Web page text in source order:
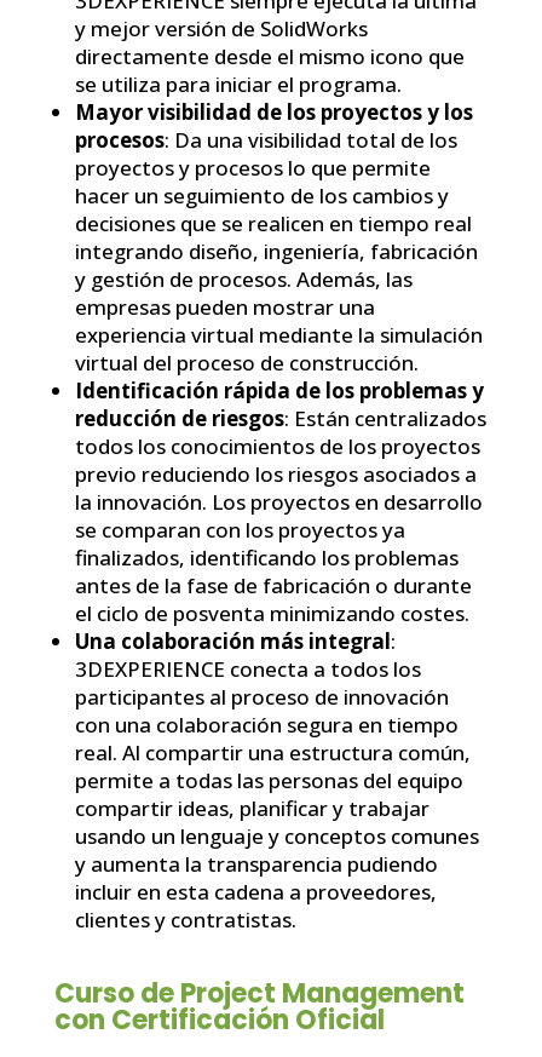
y mejor versión de SolidWorks
directamente desde el mismo icono que
se utiliza para iniciar el programa.
Mayor visibilidad de los proyectos y los
procesos: Da una visibilidad total de los
proyectos y procesos lo que permite
hacer un seguimiento de los cambios y
decisiones que se realicen en tiempo real
integrando diseño, ingeniería, fabricación
y gestión de procesos. Además, las
empresas pueden mostrar una
experiencia virtual mediante la simulación
virtual del proceso de construcción.
Identificación rápida de los problemas y
reducción de riesgos: Están centralizados
todos los conocimientos de los proyectos
previo reduciendo los riesgos asociados a
la innovación. Los proyectos en desarrollo
se comparan con los proyectos ya
finalizados, identificando los problemas
antes de la fase de fabricación o durante
el ciclo de posventa minimizando costes.
Una colaboración más integral:
3DEXPERIENCE conecta a todos los
participantes al proceso de innovación
con una colaboración segura en tiempo
real. Al compartir una estructura común,
permite a todas las personas del equipo
compartir ideas, planificar y trabajar
usando un lenguaje y conceptos comunes
y aumenta la transparencia pudiendo
incluir en esta cadena a proveedores,
clientes y contratistas.
Curso de Project Management
con Certificación Oficial